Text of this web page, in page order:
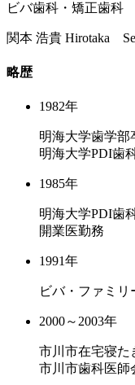
ビバ歯科・矯正歯科
関本 浩貴 Hirotaka
略歴
1982年
明海大学歯学部
明海大学PDI歯
1985年
明海大学PDI歯
開業医勤務
1991年
ビバ・ファミリ
2000～2003年
市川市在宅寝た
市川市歯科医師